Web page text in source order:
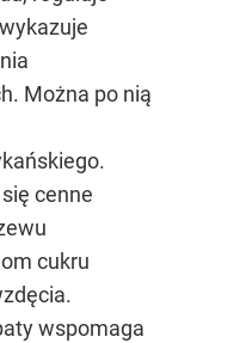
Można po nią
cenne
cukru
wspomaga